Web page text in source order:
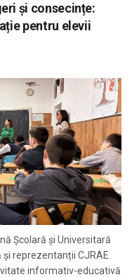
și consecințe:
pentru elevii
Școlară și Universitară
reprezentanții CJRAE
informativ-educativă